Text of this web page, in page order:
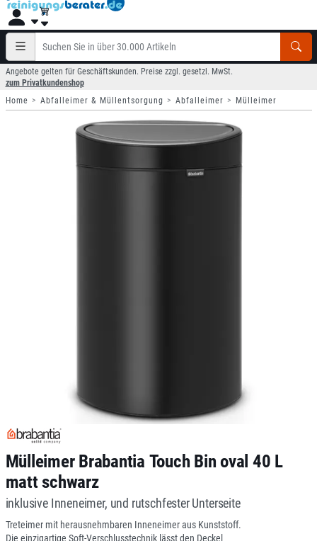
Angebote gelten für Geschäftskunden. Preise zzgl. gesetzl. MwSt.
zum Privatkundenshop
Home
Abfalleimer & Müllentsorgung Abfalleimer Mülleimer
Mülleimer Brabantia Touch Bin oval 40 L
matt schwarz
inklusive Inneneimer, und rutschfester Unterseite
Treteimer mit herausnehmbaren Inneneimer aus Kunststoff.
Die einzigartige Soft-Verschlusstechnik lässt den Deckel